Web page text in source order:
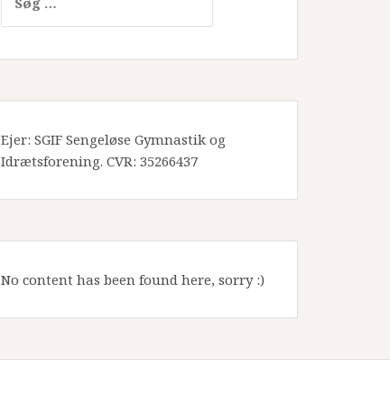
efter:
Ejer: SGIF Sengeløse Gymnastik og
Idrætsforening. CVR: 35266437
No content has been found here, sorry :)